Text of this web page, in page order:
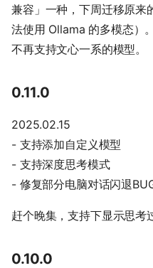
兼容」一种，下周迁移原来
法使用 Ollama 的多模态）
不再支持文心一系的模型。
0.11.0
2025.02.15
- 支持添加自定义模型
- 支持深度思考模式
- 修复部分电脑对话闪退
赶个晚集，支持下显示思考
0.10.0